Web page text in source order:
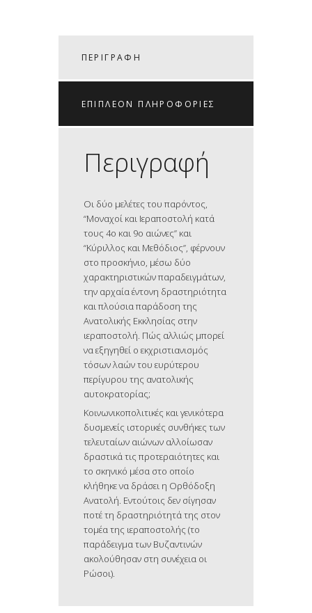
ΠΕΡΙΓΡΑΦΉ
ΕΠΙΠΛΈΟΝ ΠΛΗΡΟΦΟΡΊΕΣ
Περιγραφή
Οι δύο μελέτες του παρόντος,
“Μοναχοί και Ιεραποστολή κατά
τους 4ο και 9ο αιώνες” και
“Κύριλλος και Μεθόδιος”, φέρνουν
στο προσκήνιο, μέσω δύο
χαρακτηριστικών παραδειγμάτων,
την αρχαία έντονη δραστηριότητα
και πλούσια παράδοση της
Ανατολικής Εκκλησίας στην
ιεραποστολή. Πώς αλλιώς μπορεί
να εξηγηθεί ο εκχριστιανισμός
τόσων λαών του ευρύτερου
περίγυρου της ανατολικής
αυτοκρατορίας;
Κοινωνικοπολιτικές και γενικότερα
δυσμενείς ιστορικές συνθήκες των
τελευταίων αιώνων αλλοίωσαν
δραστικά τις προτεραιότητες και
το σκηνικό μέσα στο οποίο
κλήθηκε να δράσει η Ορθόδοξη
Ανατολή. Εντούτοις δεν σίγησαν
ποτέ τη δραστηριότητά της στον
τομέα της ιεραποστολής (το
παράδειγμα των Βυζαντινών
ακολούθησαν στη συνέχεια οι
Ρώσοι).